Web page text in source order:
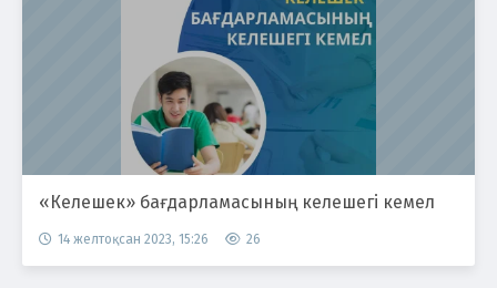
«Келешек» бағдарламасының келешегі кемел
14 желтоқсан 2023, 15:26 26